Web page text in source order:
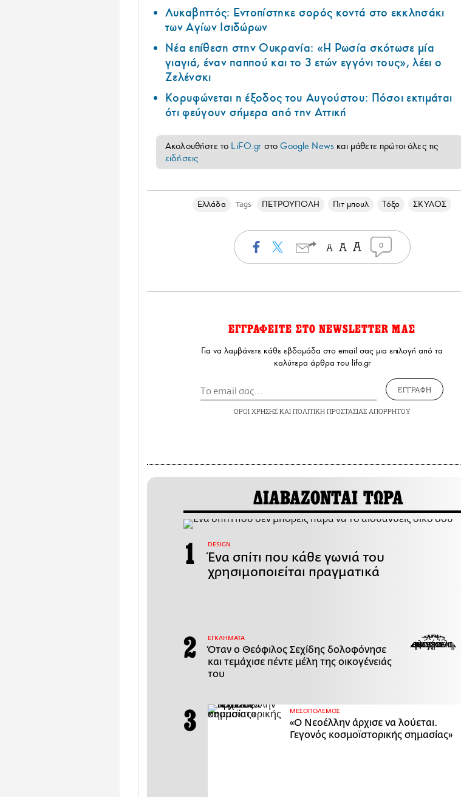
Λυκαβηττός: Εντοπίστηκε σορός κοντά στο εκκλησάκι
των Αγίων Ισιδώρων
Νέα επίθεση στην Ουκρανία: «Η Ρωσία σκότωσε μία
γιαγιά, έναν παππού και το 3 ετών εγγόνι τους», λέει ο
Ζελένσκι
Κορυφώνεται η έξοδος του Αυγούστου: Πόσοι εκτιμάται
ότι φεύγουν σήμερα από την Αττική
Ακολουθήστε το LiFO.gr στοGoogle News και μάθετε πρώτοι όλες τις
ειδήσεις
Ελλάδα Tags ΠΕΤΡΟΥΠΟΛΗ Πιτ μπουλ Τόξο ΣΚΥΛΟΣ
0
ΕΓΓΡΑΦΕΙΤΕ ΣΤΟ NEWSLETTER ΜΑΣ
Για να λαμβάνετε κάθε εβδομάδα στο email σας μια επιλογή από τα
καλύτερα άρθρα του lifo.gr
ΕΓΓΡΑΦΗ
ΟΡΟΙ ΧΡΗΣΗΣΚΑΙ ΠΟΛΙΤΙΚΗ ΠΡΟΣΤΑΣΙΑΣ ΑΠΟΡΡΗΤΟΥ
ΔΙΑΒΑΖΟΝΤΑΙ ΤΩΡΑ
DESIGN
Ένα σπίτι που κάθε γωνιά του
χρησιμοποιείται πραγματικά
ΕΓΚΛΗΜΑΤΑ
Όταν ο Θεόφιλος Σεχίδης δολοφόνησε
και τεμάχισε πέντε μέλη της οικογένειάς
του
ΜΕΣΟΠΟΛΕΜΟΣ
«Ο Νεοέλλην άρχισε να λούεται.
Γεγονός κοσμοϊστορικής σημασίας»